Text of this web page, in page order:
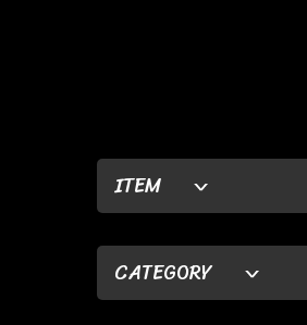
ITEM
CATEGORY